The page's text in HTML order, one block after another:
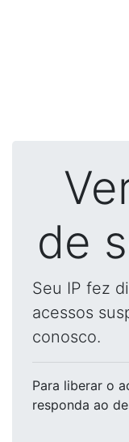
de
Seu IP fez
acessos
conosco.
Para liberar o
responda ao